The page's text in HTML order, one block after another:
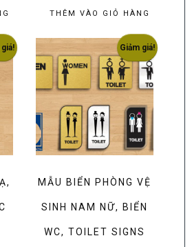
tại
750,000₫.
THÊM VÀO GIỎ HÀNG
Giảm giá!
MẪU BIỂN PHÒNG VỆ
SINH NAM NỮ, BIỂN
WC, TOILET SIGNS